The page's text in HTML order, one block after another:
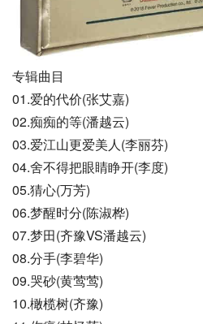
专辑曲目
01.爱的代价(张艾嘉)
02.痴痴的等(潘越云)
03.爱江山更爱美人(李丽芬)
04.舍不得把眼睛睁开(李度)
05.猜心(万芳)
06.梦醒时分(陈淑桦)
07.梦田(齐豫VS潘越云)
08.分手(李碧华)
09.哭砂(黄莺莺)
10.橄榄树(齐豫)